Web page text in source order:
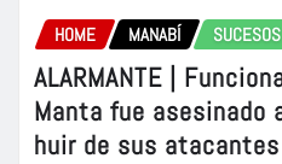
HOME MANABÍ SUCESOS
ALARMANTE |
Manta fue
huir de sus atacantes